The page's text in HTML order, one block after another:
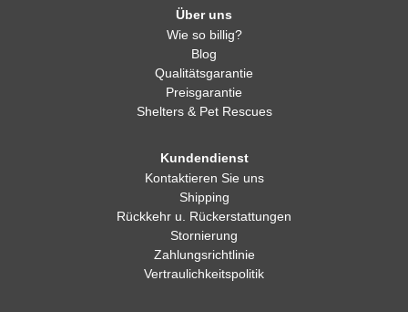
Über uns
Wie so billig?
Blog
Qualitätsgarantie
Preisgarantie
Shelters & Pet Rescues
Kundendienst
Kontaktieren Sie uns
Shipping
Rückkehr u. Rückerstattungen
Stornierung
Zahlungsrichtlinie
Vertraulichkeitspolitik